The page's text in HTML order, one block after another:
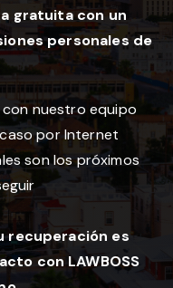
gratuita con un
personales de
nuestro equipo
por Internet
son los próximos
recuperación es
con LAWBOSS